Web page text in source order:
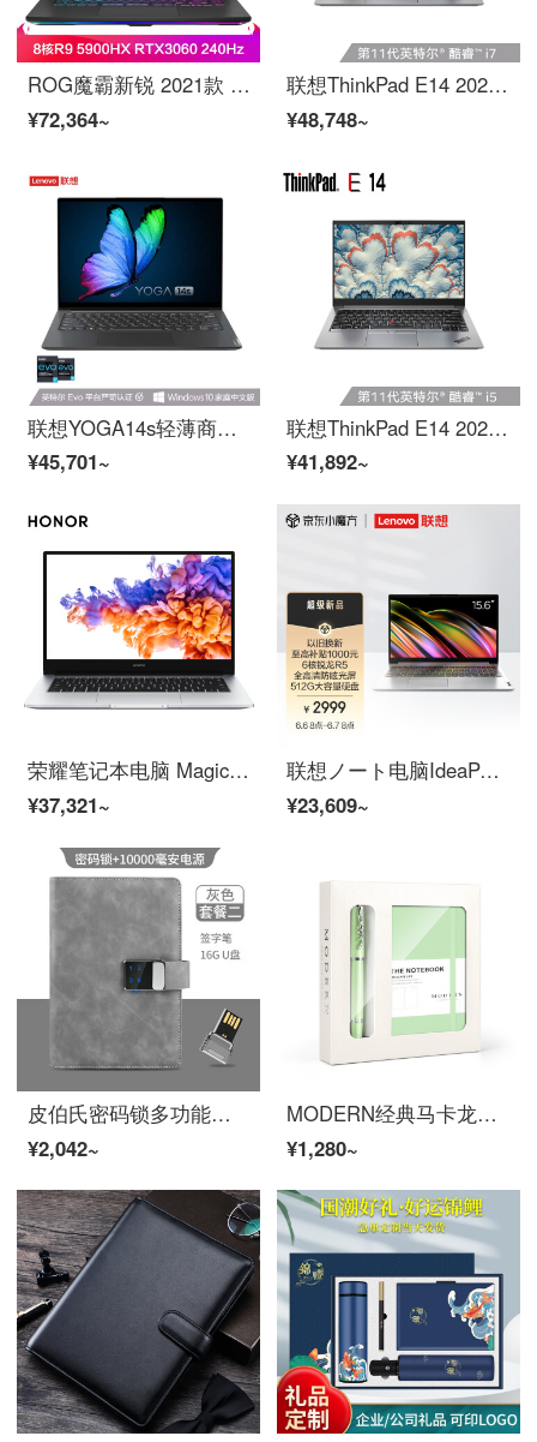
ROG魔霸新锐 2021款 15.6英寸240Hz液金导热 可发光LOGO 游戏本笔记本电脑(新锐龙超频版8核R9 5900HX 16G 512G RTX3060 130W）
¥72,364~
联想ThinkPad E14 2021款 酷睿版 英特尔酷睿i7 14英寸轻薄笔记本电脑(i7-1165G7 16G 512G 100%sRGB)银
¥48,748~
联想YOGA14s轻薄商务本 英特尔Evo平台 14英寸全面屏笔记本电脑(标压i5-11300H 16G 512G 2.8K 90Hz高刷屏)
¥45,701~
联想ThinkPad E14 2021 居家办公本 酷睿版 英特尔酷睿i5 14英寸轻薄笔记本(i5-1135G7 16G 512G 100%sRGB)银
¥41,892~
荣耀笔记本电脑 MagicBook 14 2021 14英寸全面屏/多屏协同/轻薄本(11代酷睿i5 1135G7 16G 512G 锐炬显卡)银
¥37,321~
联想ノート电脑IdeaPad 2022 15英寸轻薄本(锐龙6核R5 8G 512G 全高清防眩光屏 2年保修 半年意外保修)办公
¥23,609~
皮伯氏密码锁多功能笔记本子日记本简约大学生带锁活页充电宝记事本个性创意礼物定制刻字可印log 灰色+16G优盘+1万毫安电源
¥2,042~
MODERN经典马卡龙宝珠笔+笔记本套装 创意商务高档签字笔记事本礼品装 学生企业奖品礼物刻字定制 薄荷绿
¥1,280~